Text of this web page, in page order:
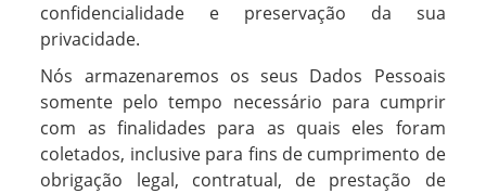
confidencialidade e preservação da sua
privacidade.
Nós armazenaremos os seus Dados Pessoais
somente pelo tempo necessário para cumprir
com as finalidades para as quais eles foram
coletados, inclusive para fins de cumprimento de
obrigação legal, contratual, de prestação de